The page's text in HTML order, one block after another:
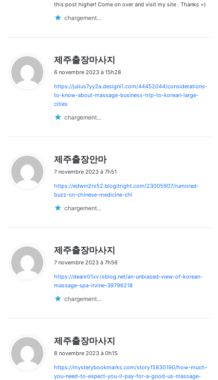
this post higher! Come on over and visit my site . Thanks =)
chargement…
제주출장마사지
t
:
6 novembre 2023 à 15h28
https://julius7yy2a.designi1.com/44452044/considerations-
to-know-about-massage-business-trip-to-korean-large-
cities
chargement…
제주출장안마
t
:
7 novembre 2023 à 7h51
https://edwin2rx52.blogitright.com/23005907/rumored-
buzz-on-chinese-medicine-chi
chargement…
제주출장마사지
t
:
7 novembre 2023 à 7h56
https://deanr01xv.isblog.net/an-unbiased-view-of-korean-
massage-spa-irvine-39796218
chargement…
제주출장마사지
t
:
8 novembre 2023 à 0h15
https://mysterybookmarks.com/story15830190/how-much-
you-need-to-expect-you-ll-pay-for-a-good-us-massage-